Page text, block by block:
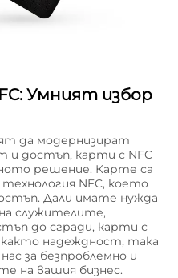
Умният избор
да модернизират
и достъп, карти с NFC
решение. Карте са
NFC, което
Дали имате нужда
служителите,
до сгради, карти с
надеждност, така
за безпроблемно и
на вашия бизнес.